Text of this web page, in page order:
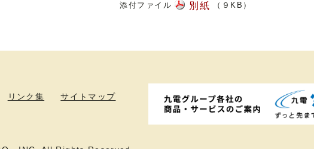
添付ファイル 別紙 （９KB）
リンク集 サイトマップ